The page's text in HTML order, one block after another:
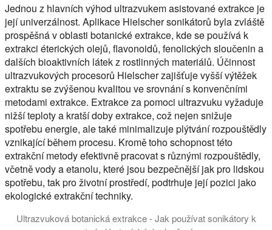
Jednou z hlavních výhod ultrazvukem asistované extrakce je
její univerzálnost. Aplikace Hielscher sonikátorů byla zvláště
prospěšná v oblasti botanické extrakce, kde se používá k
extrakci éterických olejů, flavonoidů, fenolických sloučenin a
dalších bioaktivních látek z rostlinných materiálů. Účinnost
ultrazvukových procesorů Hielscher zajišťuje vyšší výtěžek
extraktu se zvýšenou kvalitou ve srovnání s konvenčními
metodami extrakce. Extrakce za pomoci ultrazvuku vyžaduje
nižší teploty a kratší doby extrakce, což nejen snižuje
spotřebu energie, ale také minimalizuje plýtvání rozpouštědly
vznikající během procesu. Kromě toho schopnost této
extrakční metody efektivně pracovat s různými rozpouštědly,
včetně vody a etanolu, které jsou bezpečnější jak pro lidskou
spotřebu, tak pro životní prostředí, podtrhuje její pozici jako
ekologické extrakční techniky.
Ultrazvuková botanická extrakce - Jak používat sonikátory k